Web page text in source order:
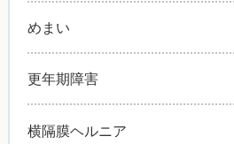
めまい
更年期障害
横隔膜ヘルニア